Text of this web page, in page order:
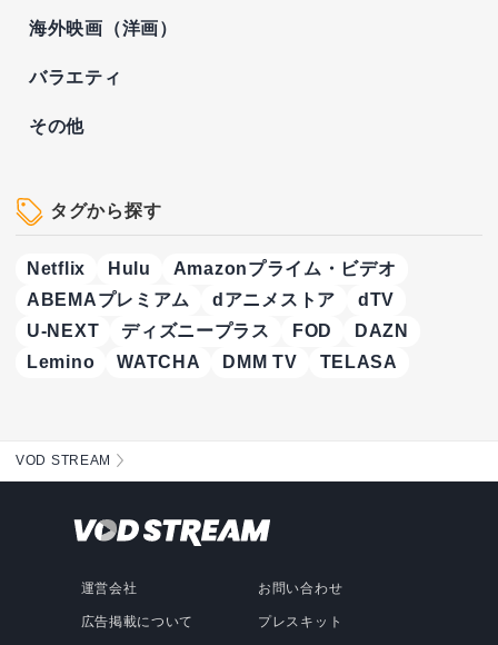
海外映画（洋画）
バラエティ
その他
タグから探す
Netflix Hulu
Amazonプライム・ビデオ
ABEMAプレミアム
dアニメストア
dTV
U-NEXT
ディズニープラス FOD
DAZN
Lemino
WATCHA DMM TV TELASA
VOD STREAM
運営会社
広告掲載について
お問い合わせ
プレスキット